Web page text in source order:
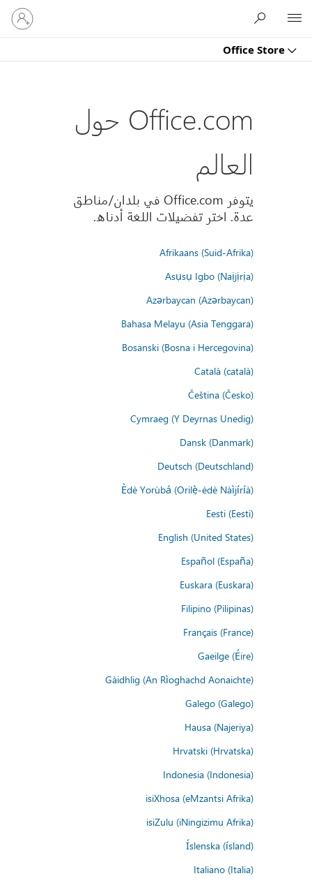
Office Store
تسجيل
الدخول
إلى
Office.com حول
العالم
يتوفر Office.com في بلدان/مناطق
عدة. اختر تفضيلات اللغة أدناه.
Afrikaans (Suid-Afrika)
Asụsụ Igbo (Naịjịrịa)
Azərbaycan (Azərbaycan)
Bahasa Melayu (Asia Tenggara)
Bosanski (Bosna i Hercegovina)
Català (català)
Čeština (Česko)
Cymraeg (Y Deyrnas Unedig)
Dansk (Danmark)
Deutsch (Deutschland)
Èdè Yorùbá (Orilẹ̀-èdè Nàìjíríà)
Eesti (Eesti)
English (United States)
Español (España)
Euskara (Euskara)
Filipino (Pilipinas)
Français (France)
Gaeilge (Éire)
Gàidhlig (An Rìoghachd Aonaichte)
Galego (Galego)
Hausa (Najeriya)
Hrvatski (Hrvatska)
Indonesia (Indonesia)
isiXhosa (eMzantsi Afrika)
isiZulu (iNingizimu Afrika)
Íslenska (ísland)
Italiano (Italia)